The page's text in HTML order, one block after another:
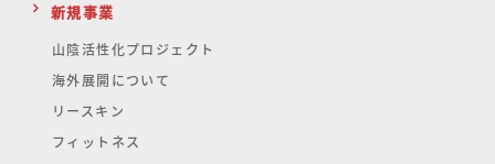
新規事業
山陰活性化プロジェクト
海外展開について
リースキン
フィットネス